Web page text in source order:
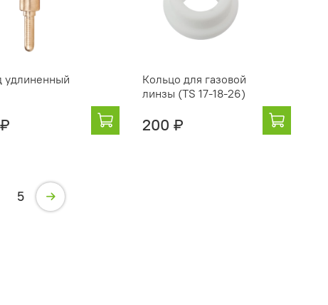
удлиненный
Кольцо для газовой
линзы (TS 17-18-26)
200 ₽
5